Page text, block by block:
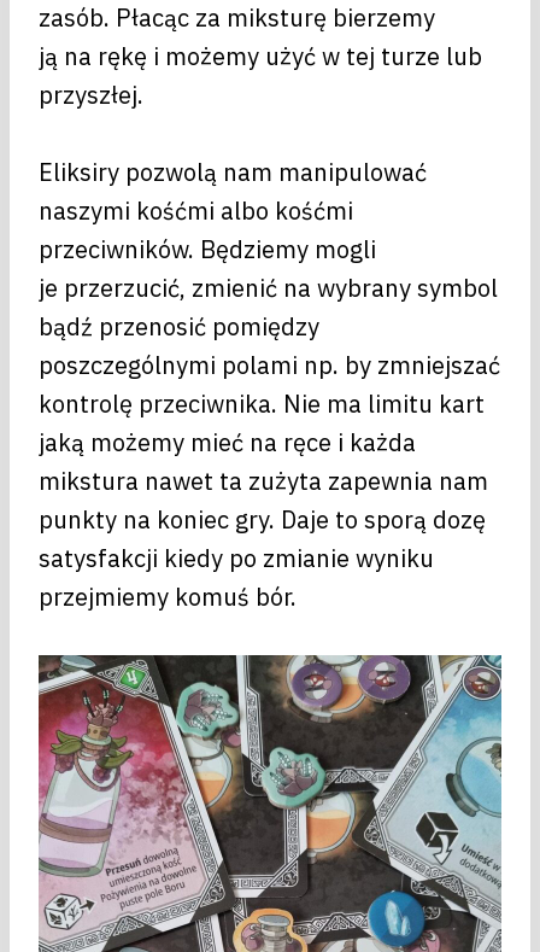
zasób. Płacąc za miksturę bierzemy
ją na rękę i możemy użyć w tej turze lub
przyszłej.
Eliksiry pozwolą nam manipulować
naszymi kośćmi albo kośćmi
przeciwników. Będziemy mogli
je przerzucić, zmienić na wybrany symbol
bądź przenosić pomiędzy
poszczególnymi polami np. by zmniejszać
kontrolę przeciwnika. Nie ma limitu kart
jaką możemy mieć na ręce i każda
mikstura nawet ta zużyta zapewnia nam
punkty na koniec gry. Daje to sporą dozę
satysfakcji kiedy po zmianie wyniku
przejmiemy komuś bór.